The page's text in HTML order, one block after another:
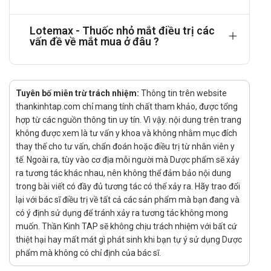
Liều dùng và hiệu quả điều trị, mức độ an toàn cho trẻ em vẫn
chưa được nghiên cứu đầy đủ.
Cách dùng thuốc Lotemax
Thuốc Lotemax được dùng bằng đường nhỏ dung dịch thuốc
thật chậm từng giọt vào mắt, nhỏ thuốc vào túi kết mạc của
mắt bị bệnh.
Người bệnh cần lắc mạnh lọ dung dịch thuốc trước khi dùng.
Trong quá trình sử dụng, người bệnh không nên để đầu nhỏ
giọt thuốc chạm vào mắt hoặc bất kỳ bề mặt nào, tránh gây
tạp nhiễm cho hỗn dịch thuốc.
Trong thuốc có chứa Benzalkonium clorid, người bệnh không
nên đeo kính áp tròng mềm trong thời gian điều trị thuốc..
Chống chỉ định
Thuốc Lotemax không được sử dụng trong các trường hợp:
Lotemax - Thuốc nhỏ mắt điều trị các
vấn đề về mắt mua ở đâu ?
Tuyên bố miễn trừ trách nhiệm: Thông tin trên website
thankinhtap.com chỉ mang tính chất tham khảo, được tổng
hợp từ các nguồn thông tin uy tín. Vì vậy. nội dung trên trang
không được xem là tư vấn y khoa và không nhằm mục đích
thay thế cho tư vấn, chẩn đoán hoặc điều trị từ nhân viên y
tế. Ngoài ra, tùy vào cơ địa mỗi người mà Dược phẩm sẽ xảy
ra tương tác khác nhau, nên không thể đảm bảo nội dung
trong bài viết có đầy đủ tương tác có thể xảy ra. Hãy trao đổi
lại với bác sĩ điều trị về tất cả các sản phẩm mà bạn đang và
có ý định sử dụng để tránh xảy ra tương tác không mong
muốn. Thần Kinh TAP sẽ không chịu trách nhiệm với bất cứ
thiệt hại hay mất mát gì phát sinh khi bạn tự ý sử dụng Dược
phẩm mà không có chỉ định của bác sĩ.